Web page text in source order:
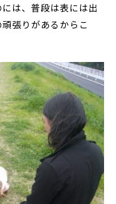
は、普段は表には出
張りがあるからこ